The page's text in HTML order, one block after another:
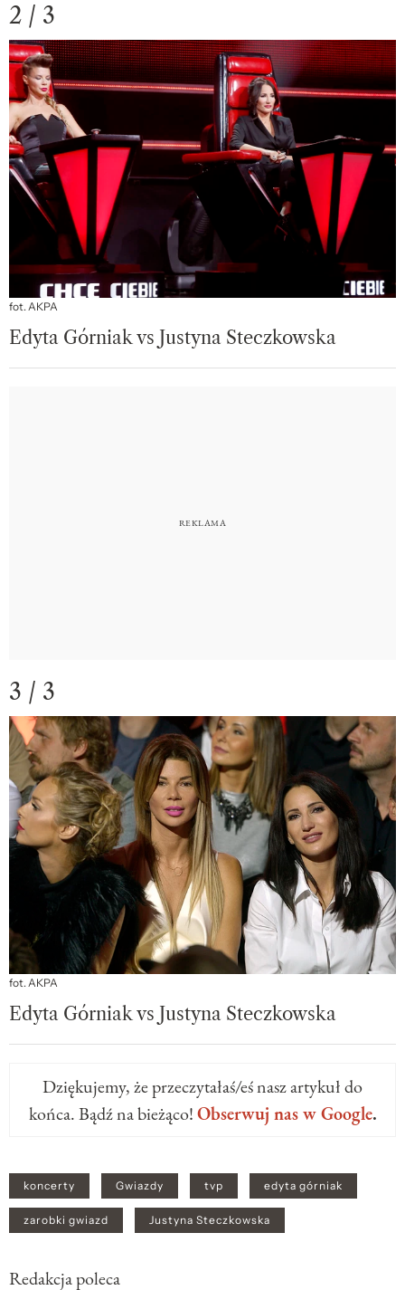
2 / 3
fot. AKPA
Edyta Górniak vs Justyna Steczkowska
3 / 3
fot. AKPA
Edyta Górniak vs Justyna Steczkowska
Dziękujemy, że przeczytałaś/eś nasz artykuł do
końca. Bądź na bieżąco!Obserwuj nas w Google.
koncerty Gwiazdy tvp edyta górniak
zarobki gwiazd Justyna Steczkowska
Redakcja poleca